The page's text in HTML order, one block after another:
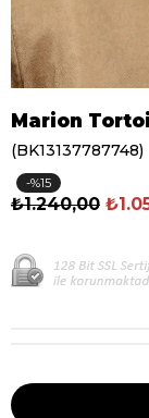
Marion
(BK13137787748)
15
₺1.240,00